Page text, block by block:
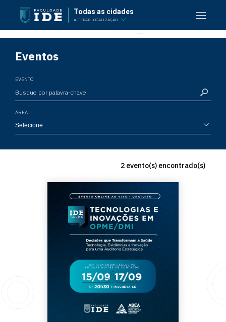
Todas as cidades
ALTERAR LOCALIZAÇÃO
Eventos
EVENTO
ÁREA
2 evento(s) encontrado(s)